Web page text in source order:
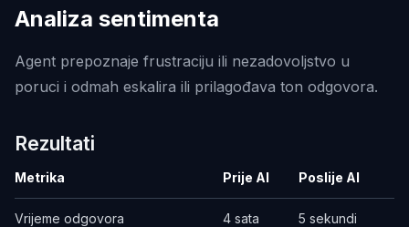
Analiza sentimenta
Agent prepoznaje frustraciju ili nezadovoljstvo u
poruci i odmah eskalira ili prilagođava ton odgovora.
Rezultati
Metrika Prije AI Poslije AI
Vrijeme odgovora 4 sata 5 sekundi